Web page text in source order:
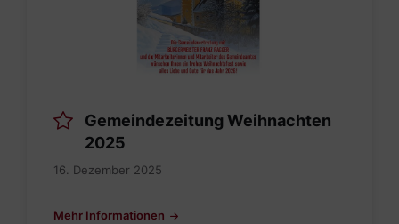
Gemeindezeitung Weihnachten
2025
16. Dezember 2025
Mehr Informationen